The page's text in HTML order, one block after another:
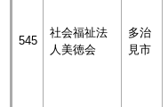
545
社会福祉法
人美徳会
多治
見市